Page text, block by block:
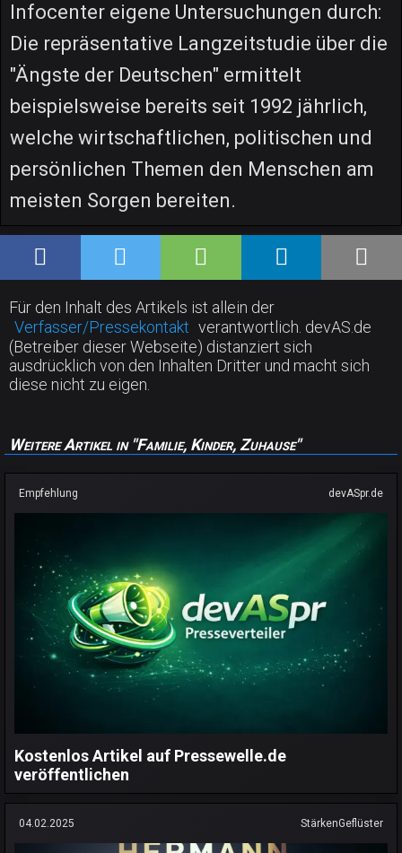
Infocenter eigene Untersuchungen durch:
Die repräsentative Langzeitstudie über die
"Ängste der Deutschen" ermittelt
beispielsweise bereits seit 1992 jährlich,
welche wirtschaftlichen, politischen und
persönlichen Themen den Menschen am
meisten Sorgen bereiten.
Für den Inhalt des Artikels ist allein der
Verfasser/Pressekontakt verantwortlich. devAS.de
(Betreiber dieser Webseite) distanziert sich
ausdrücklich von den Inhalten Dritter und macht sich
diese nicht zu eigen.
Weitere Artikel in "Familie, Kinder, Zuhause"
Empfehlung devASpr.de
Kostenlos Artikel auf Pressewelle.de
veröffentlichen
04.02.2025 StärkenGeflüster